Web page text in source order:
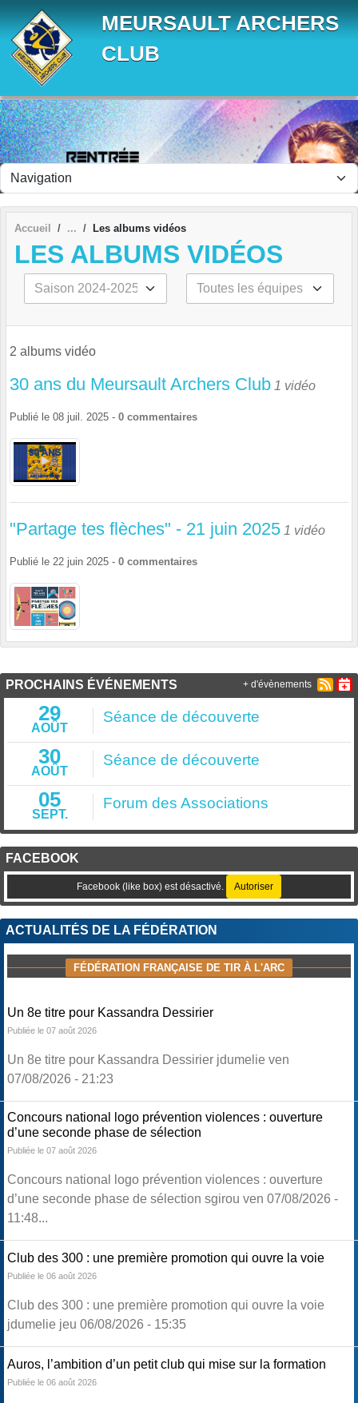
MEURSAULT ARCHERS
CLUB
Accueil Les albums vidéos
LES ALBUMS VIDÉOS
2 albums vidéo
30 ans du Meursault Archers Club 1 vidéo
Publié le 08 juil. 2025 - 0 commentaires
"Partage tes flèches" - 21 juin 2025 1 vidéo
Publié le 22 juin 2025 - 0 commentaires
PROCHAINS ÉVÉNEMENTS
29
AOÛT
Séance de découverte
30
AOÛT
Séance de découverte
05
SEPT.
Forum des Associations
+ d'évènements
FACEBOOK
Facebook (like box) est désactivé. Autoriser
ACTUALITÉS DE LA FÉDÉRATION
FÉDÉRATION FRANÇAISE DE TIR À L'ARC
Un 8e titre pour Kassandra Dessirier
Publiée le 07 août 2026
Un 8e titre pour Kassandra Dessirier jdumelie ven
07/08/2026 - 21:23
Concours national logo prévention violences : ouverture
d’une seconde phase de sélection
Publiée le 07 août 2026
Concours national logo prévention violences : ouverture
d’une seconde phase de sélection sgirou ven 07/08/2026 -
11:48...
Club des 300 : une première promotion qui ouvre la voie
Publiée le 06 août 2026
Club des 300 : une première promotion qui ouvre la voie
jdumelie jeu 06/08/2026 - 15:35
Auros, l’ambition d’un petit club qui mise sur la formation
Publiée le 06 août 2026
Panneau de gestion des cookies